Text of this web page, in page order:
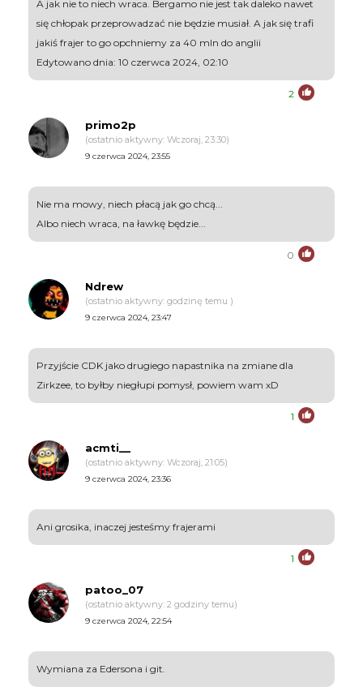
A jak nie to niech wraca. Bergamo nie jest tak daleko nawet
się chłopak przeprowadzać nie będzie musiał. A jak się trafi
jakiś frajer to go opchniemy za 40 mln do anglii
Edytowano dnia: 10 czerwca 2024, 02:10
2
primo2p
(ostatnio aktywny: Wczoraj, 23:30)
9 czerwca 2024, 23:55
Nie ma mowy, niech płacą jak go chcą...
Albo niech wraca, na ławkę będzie...
0
Ndrew
(ostatnio aktywny: godzinę temu )
9 czerwca 2024, 23:47
Przyjście CDK jako drugiego napastnika na zmiane dla
Zirkzee, to byłby niegłupi pomysł, powiem wam xD
1
acmti__
(ostatnio aktywny: Wczoraj, 21:05)
9 czerwca 2024, 23:36
Ani grosika, inaczej jesteśmy frajerami
1
patoo_07
(ostatnio aktywny: 2 godziny temu)
9 czerwca 2024, 22:54
Wymiana za Edersona i git.